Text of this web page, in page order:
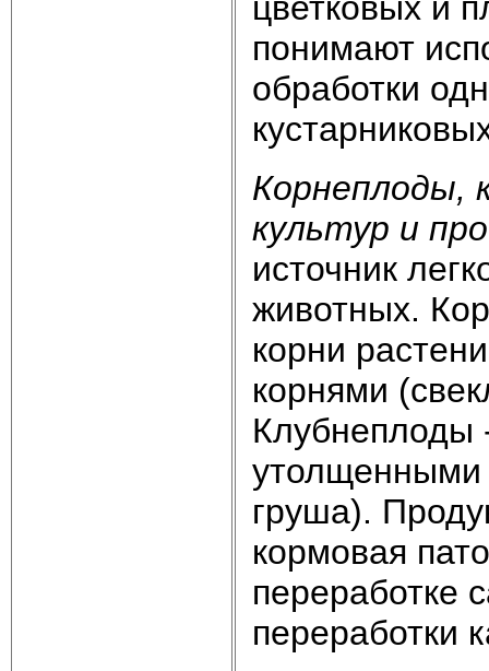
понимают
обработки
Корнеплоды,
культур и
источник
животных.
корни
корнями
Клубнеплоды
утолщенными
груша).
кормовая
переработке
переработки